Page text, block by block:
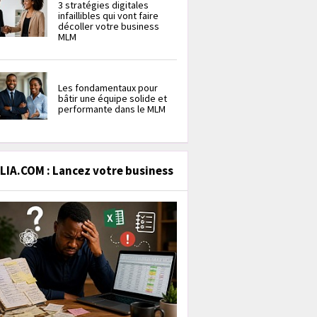
3 stratégies digitales
infaillibles qui vont faire
décoller votre business
MLM
Les fondamentaux pour
bâtir une équipe solide et
performante dans le MLM
: Lancez votre business